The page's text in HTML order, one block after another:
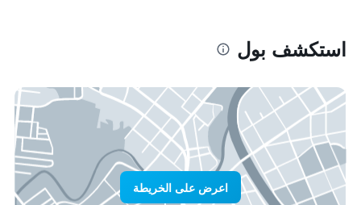
استكشف بول
اعرض على الخريطة